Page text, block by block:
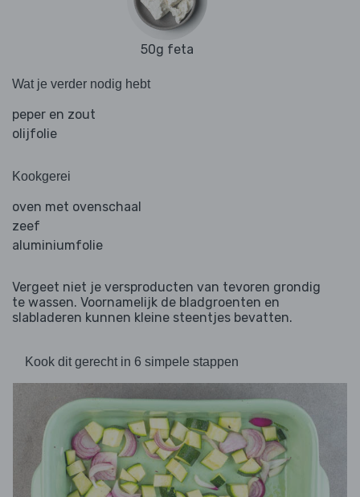
50g feta
Wat je verder nodig hebt
peper en zout
olijfolie
Kookgerei
oven met ovenschaal
zeef
aluminiumfolie
Vergeet niet je versproducten van tevoren grondig
te wassen. Voornamelijk de bladgroenten en
slabladeren kunnen kleine steentjes bevatten.
Kook dit gerecht in 6 simpele stappen